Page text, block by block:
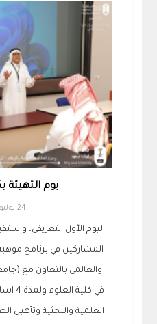
يوم التهيئة
24 يوليو 2023
اليوم الأول التعريفي،
المشاركين في
والعالمي بالتعاون مع
في
العلمية والبحثية وتأهيل